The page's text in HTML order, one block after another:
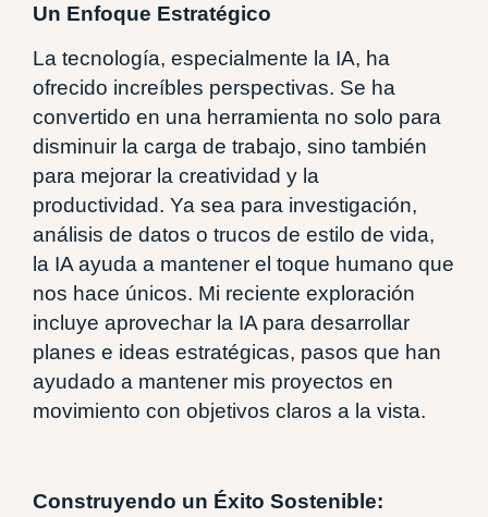
Un Enfoque Estratégico
La tecnología, especialmente la IA, ha
ofrecido increíbles perspectivas. Se ha
convertido en una herramienta no solo para
disminuir la carga de trabajo, sino también
para mejorar la creatividad y la
productividad. Ya sea para investigación,
análisis de datos o trucos de estilo de vida,
la IA ayuda a mantener el toque humano que
nos hace únicos. Mi reciente exploración
incluye aprovechar la IA para desarrollar
planes e ideas estratégicas, pasos que han
ayudado a mantener mis proyectos en
movimiento con objetivos claros a la vista.
Construyendo un Éxito Sostenible: